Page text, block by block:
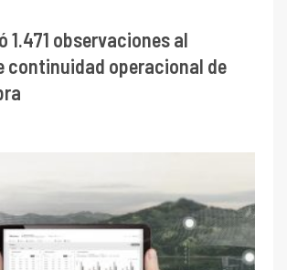
1.471 observaciones al
continuidad operacional de